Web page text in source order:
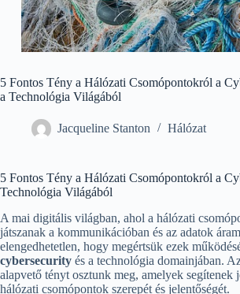
5 Fontos Tény a Hálózati Csomópontokról a
a Technológia Világából
Jacqueline Stanton Hálózat
5 Fontos Tény a Hálózati Csomópontokról a
Technológia Világából
A mai digitális világban, ahol a hálózati
játszanak a kommunikációban és az adatok
elengedhetetlen, hogy megértsük ezek
cybersecurity és a technológia domainjában.
alapvető tényt osztunk meg, amelyek segítenek
hálózati csomópontok szerepét és jelentőségét.